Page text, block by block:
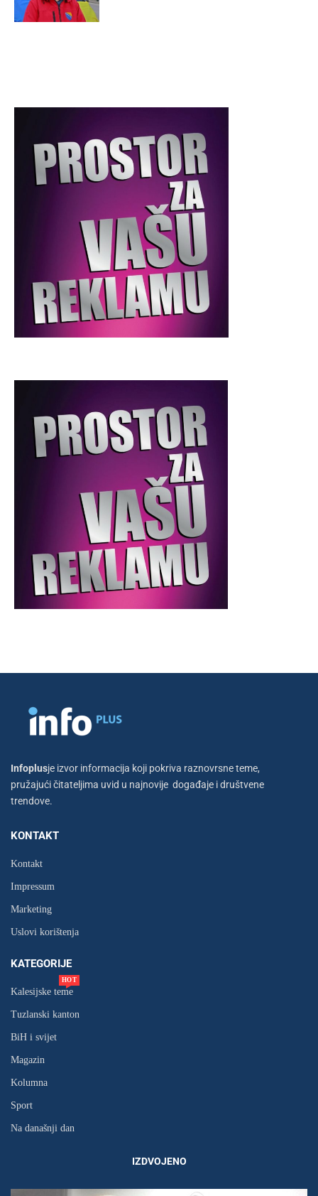
Infoplusje izvor informacija koji pokriva raznovrsne teme,
pružajući čitateljima uvid u najnovije događaje i društvene
trendove.
KONTAKT
Kontakt
Impressum
Marketing
Uslovi korištenja
KATEGORIJE
Kalesijske teme
HOT
Tuzlanski kanton
BiH i svijet
Magazin
Kolumna
Sport
Na današnji dan
IZDVOJENO